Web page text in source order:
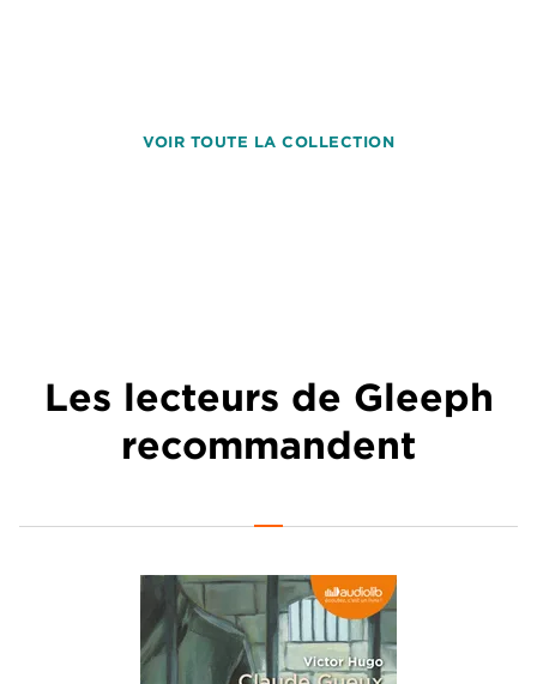
VOIR TOUTE LA COLLECTION
Les lecteurs de Gleeph
recommandent